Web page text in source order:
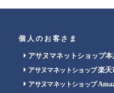
個人のお客さま
アサヌマネットショップ本
アサヌマネットショップ楽天
アサヌマネットショップ